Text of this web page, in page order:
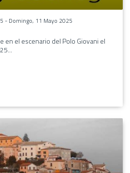
- Domingo, 11 Mayo 2025
en el escenario del Polo Giovani el